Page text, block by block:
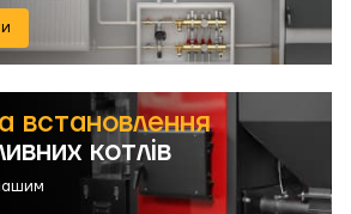
встановлення
котлів